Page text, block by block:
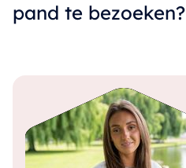
pand te bezoeken?